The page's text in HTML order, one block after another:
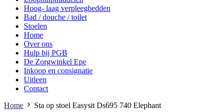
Hoog- laag verpleegbedden
Bad / douche / toilet
Stoelen
Home
Over ons
Hulp bij PGB
De Zorgwinkel Epe
Inkoop en consignatie
Uitleen
Contact
Home
Sta op stoel Easysit Ds695 740 Elephant